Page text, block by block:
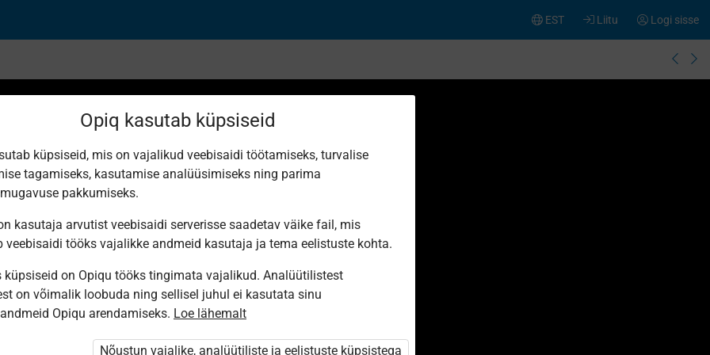
Logi sisse
Liitu
EST
ole Opiqusse sisse logitud.
paketi „Erakasutaja 2024/25”
Opiq kasutab küpsiseid
küpsiseid, mis on vajalikud veebisaidi töötamiseks, turvalise
tagamiseks, kasutamise analüüsimiseks ning parima
pakkumiseks.
kasutaja arvutist veebisaidi serverisse saadetav väike fail, mis
veebisaidi tööks vajalikke andmeid kasutaja ja tema eelistuste kohta.
küpsiseid on Opiqu tööks tingimata vajalikud. Analüütilistest
on võimalik loobuda ning sellisel juhul ei kasutata sinu
Opiqu arendamiseks. Loe lähemalt
Nõustun vajalike, analüütiliste ja eelistuste küpsistega